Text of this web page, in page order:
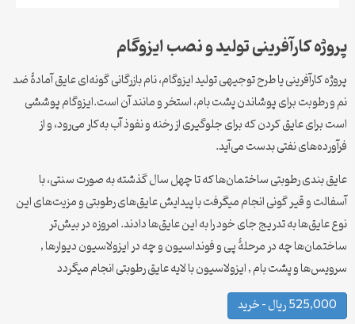
پروژه کارآفرینی تولید و نصب ایزوگام
پروژه کارآفرینی یا طرح توجیهی تولید ایزوگام، نام بازرگانی گونه‌ای عایق آمادهٔ ضد
نم و رطوبت برای پوشاندن پشت بام، استخر و مانند آن است.ایزوگام پوششی
است برای عایق کردن که برای جلوگیری از رخنه و نفوذ آب به‌کار می‌رود، و از
فرآورده‌های نفتی بدست می‌آید.
عایق بندی رطوبتی ساختمان‌ها که تا چهل سال گذشته به صورت سنتی، با
آسفالت و قیر گونی انجام میگرفت با پیدایش عایق‌های رطوبتی و مزیت‌های این
نوع عایق‌ها به تدریج جای خود را به این عایق‌ها دادند. امروزه در بیش‌تر
ساختمان‌ها چه در مرحلهٔ پی و فونداسیون و چه در ایزولاسیون دیوارها ,
سرویس‌ها و پشت بام , ایزولاسیون با لایه عایق رطوبتی انجام میگردد
525,000 ریال – خرید